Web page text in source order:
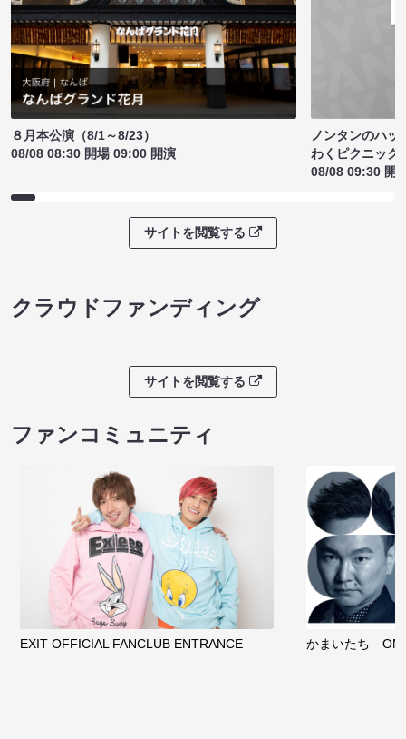
８月本公演（8/1～8/23）
08/08 08:30 開場 09:00 開演
ノンタンのハッ
わくピクニック
08/08 09:30 開
サイトを閲覧する
クラウドファンディング
サイトを閲覧する
ファンコミュニティ
EXIT OFFICIAL FANCLUB ENTRANCE かまいたち